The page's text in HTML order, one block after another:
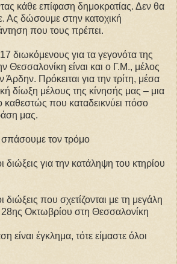
κάθε επίφαση δημοκρατίας. Δεν θα
Ας δώσουμε στην κατοχική
που τους πρέπει.
διωκόμενους για τα γεγονότα της
Θεσσαλονίκη είναι και ο Γ.Μ., μέλος
Πρόκειται για την τρίτη, μέσα
δίωξη μέλους της κίνησής μας – μια
που καταδεικνύει πόσο
μας.
τον τρόμο
για την κατάληψη του κτηρίου
που σχετίζονται με τη μεγάλη
Οκτωβρίου στη Θεσσαλονίκη
είναι έγκλημα, τότε είμαστε όλοι